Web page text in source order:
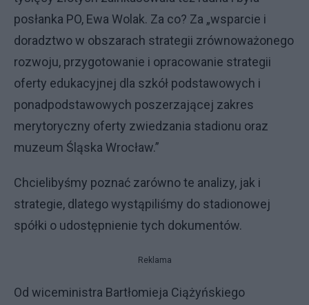
posłanka PO, Ewa Wolak. Za co? Za „wsparcie i
doradztwo w obszarach strategii zrównoważonego
rozwoju, przygotowanie i opracowanie strategii
oferty edukacyjnej dla szkół podstawowych i
ponadpodstawowych poszerzającej zakres
merytoryczny oferty zwiedzania stadionu oraz
muzeum Śląska Wrocław.”
Chcielibyśmy poznać zarówno te analizy, jak i
strategie, dlatego wystąpiliśmy do stadionowej
spółki o udostępnienie tych dokumentów.
Reklama
Od wiceministra Bartłomieja Ciążyńskiego